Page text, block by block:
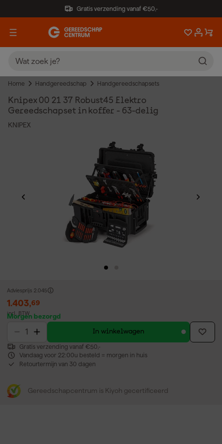
Gratis verzending vanaf €50,-
Home Handgereedschap Handgereedschapsets
Knipex 00 21 37 Robust45 Elektro
Gereedschapset in koffer - 63-delig
KNIPEX
Adviesprijs 2.045
1.403,69
incl. BTW
Morgen bezorgd
In winkelwagen
Gratis verzending vanaf €50,-
Vandaag voor 22:00u besteld = morgen in huis
Retourtermijn van 30 dagen
Gereedschapcentrum is Kiyoh gecertificeerd